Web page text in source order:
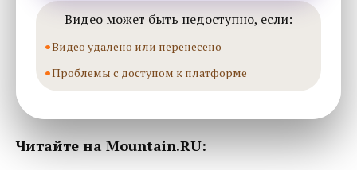
Видео может быть недоступно, если:
Видео удалено или перенесено
Проблемы с доступом к платформе
Читайте на Mountain.RU: